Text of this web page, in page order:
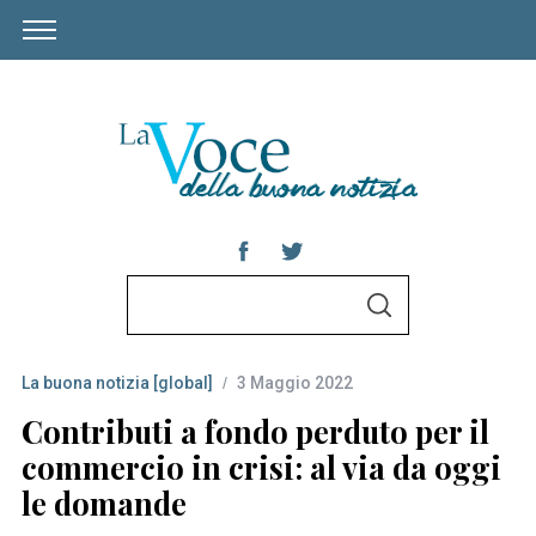
r
c
h
f
o
S
La buona notizia [global] 3 Maggio 2022
Contributi a fondo perduto per il
commercio in crisi: al via da oggi
le domande